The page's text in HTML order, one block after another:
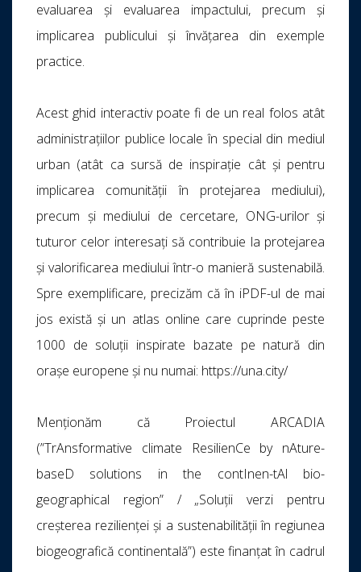
evaluarea și evaluarea impactului, precum și
implicarea publicului și învățarea din exemple
practice.
Acest ghid interactiv poate fi de un real folos atât
administrațiilor publice locale în special din mediul
urban (atât ca sursă de inspirație cât și pentru
implicarea comunității în protejarea mediului),
precum și mediului de cercetare, ONG-urilor și
tuturor celor interesați să contribuie la protejarea
și valorificarea mediului într-o manieră sustenabilă.
Spre exemplificare, precizăm că în iPDF-ul de mai
jos există și un atlas online care cuprinde peste
1000 de soluții inspirate bazate pe natură din
orașe europene și nu numai: https://una.city/
Menționăm că Proiectul ARCADIA
(”TrAnsformative climate ResilienCe by nAture-
baseD solutions in the contInen-tAl bio-
geographical region” / „Soluții verzi pentru
creșterea rezilienței și a sustenabilității în regiunea
biogeografică continentală”) este finanțat în cadrul